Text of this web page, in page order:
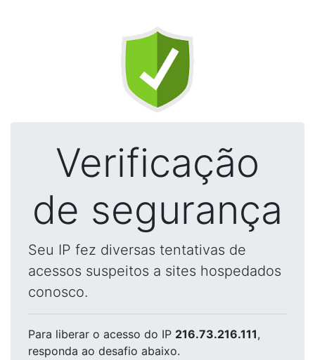
Verificação
de segurança
Seu IP fez diversas tentativas de
acessos suspeitos a sites hospedados
conosco.
Para liberar o acesso do IP 216.73.216.111,
responda ao desafio abaixo.